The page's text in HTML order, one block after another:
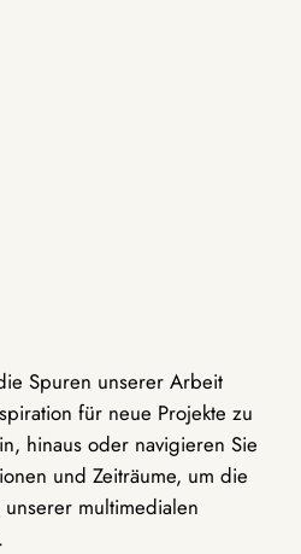
Spuren unserer Arbeit
für neue Projekte zu
hinaus oder navigieren Sie
und Zeiträume, um die
multimedialen